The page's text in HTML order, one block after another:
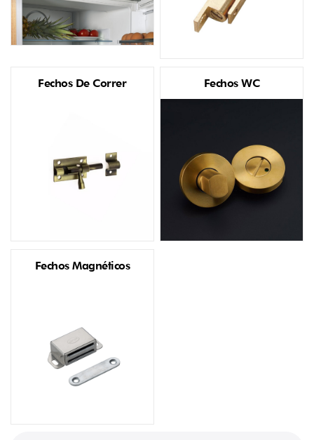
Fechos De Correr Fechos WC
Fechos Magnéticos